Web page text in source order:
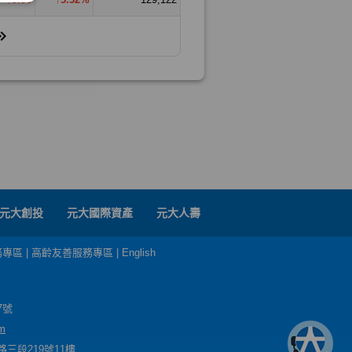
元大創投 元大國際資產 元大人壽
區 高齡友善服務專區 English
號
三段219號11樓